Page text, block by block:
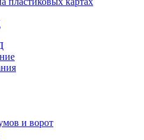
и ворот